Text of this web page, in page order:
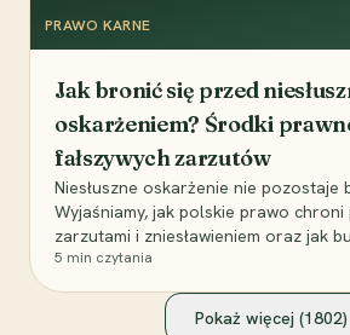
PRAWO KARNE
Jak bronić się przed
oskarżeniem? Środki
fałszywych zarzutów
Niesłuszne oskarżenie nie pozostaje
Wyjaśniamy, jak polskie prawo chroni
zarzutami i zniesławieniem oraz jak
5 min czytania
Pokaż więcej (1802)